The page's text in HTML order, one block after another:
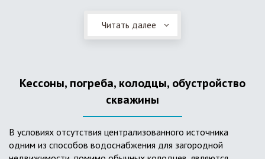
слой дренажа, устроенный из щебня и песка. Для септика
требуется только очищение через определенное время
большую прочность по сравнению с пластиковыми
Читать далее
Кессоны, погреба, колодцы, обустройство
скважины
В условиях отсутствия централизованного источника
одним из способов водоснабжения для загородной